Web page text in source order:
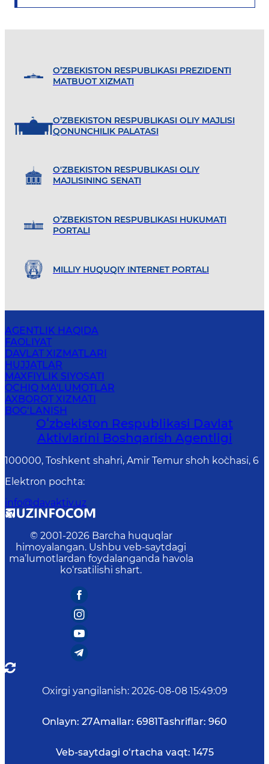
O’ZBEKISTON RESPUBLIKASI PREZIDENTI
MATBUOT XIZMATI
O’ZBEKISTON RESPUBLIKASI OLIY MAJLISI
QONUNCHILIK PALATASI
O'ZBEKISTON RESPUBLIKASI OLIY
MAJLISINING SENATI
O’ZBEKISTON RESPUBLIKASI HUKUMATI
PORTALI
MILLIY HUQUQIY INTERNET PORTALI
AGENTLIK HAQIDA
FAOLIYAT
DAVLAT XIZMATLARI
HUJJATLAR
MAXFIYLIK SIYOSATI
OCHIQ MA'LUMOTLAR
AXBOROT XIZMATI
BOG‘LANISH
Oʻzbekiston Respublikasi Davlat
Aktivlarini Boshqarish Agentligi
100000, Toshkent shahri, Amir Temur shoh ko`chasi, 6
Elektron pochta:
info@davaktiv.uz
© 2001-2026 Barcha huquqlar
himoyalangan. Ushbu veb-saytdagi
ma’lumotlardan foydalanganda havola
ko‘rsatilishi shart.
Oxirgi yangilanish: 2026-08-08 15:49:09
Onlayn: 27Amallar: 6981Tashriflar: 960
Veb-saytdagi o‘rtacha vaqt: 1475